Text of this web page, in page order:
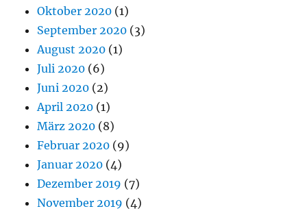
Oktober 2020 (1)
September 2020 (3)
August 2020 (1)
Juli 2020 (6)
Juni 2020 (2)
April 2020 (1)
März 2020 (8)
Februar 2020 (9)
Januar 2020 (4)
Dezember 2019 (7)
November 2019 (4)